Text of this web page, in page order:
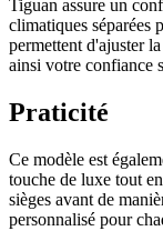
Tiguan assure un
climatiques séparées
permettent d'ajuster
ainsi votre confiance
Praticité
Ce modèle est
touche de luxe tout
sièges avant de
personnalisé pour